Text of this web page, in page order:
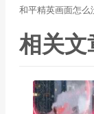
和平精英画面怎么
相关文